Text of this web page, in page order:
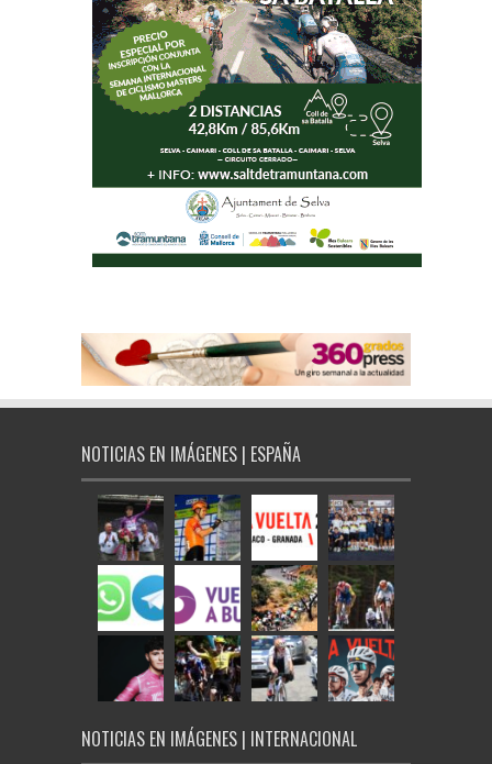
NOTICIAS EN IMÁGENES | ESPAÑA
NOTICIAS EN IMÁGENES | INTERNACIONAL